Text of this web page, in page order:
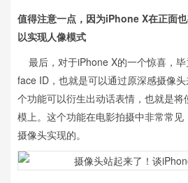
值得注意一点，因为iPhone X在正面
以实现人像模式
最后，对于iPhone X的一个惊喜，毕
face ID，也就是可以通过原深感摄像
个功能可以衍生出动话表情，也就是
模上。这个功能在电影拍摄中非常常
摄像头实现的。